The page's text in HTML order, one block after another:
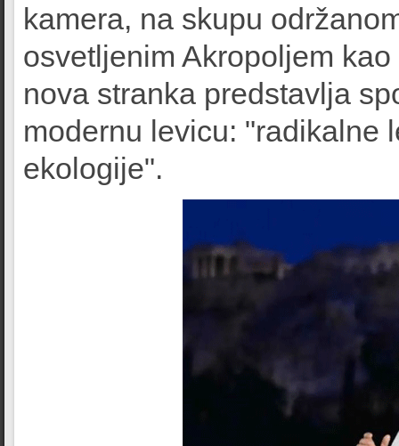
kamera, na skupu
osvetljenim Akropoljem
nova stranka predstavlja
modernu levicu: "radikalne
ekologije".